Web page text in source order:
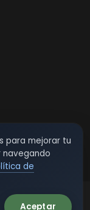
para mejorar tu
navegando
de
Aceptar